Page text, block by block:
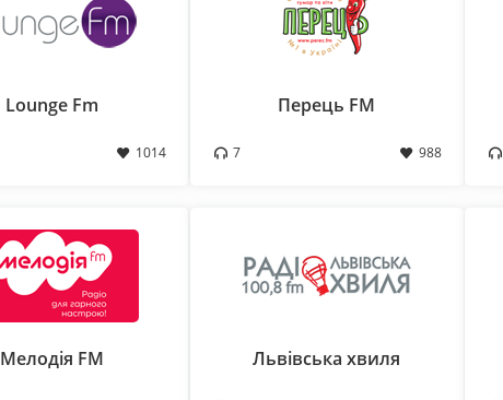
Lounge Fm
1014
Перець FM
7 988
Мелодія FM Львівська хвиля